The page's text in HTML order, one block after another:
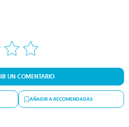
UN COMENTARIO
AÑADIR A RECOMENDADAS